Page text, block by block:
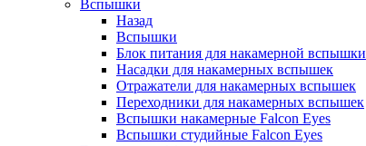
Вспышки
Назад
Вспышки
Блок питания для накамерной вспышки
Насадки для накамерных вспышек
Отражатели для накамерных вспышек
Переходники для накамерных вспышек
Вспышки накамерные Falcon Eyes
Вспышки студийные Falcon Eyes